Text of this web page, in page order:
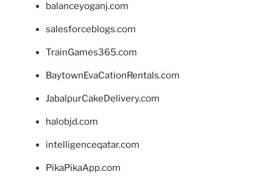
balanceyoganj.com
salesforceblogs.com
TrainGames365.com
BaytownEvaCationRentals.com
JabalpurCakeDelivery.com
halobjd.com
intelligenceqatar.com
PikaPikaApp.com